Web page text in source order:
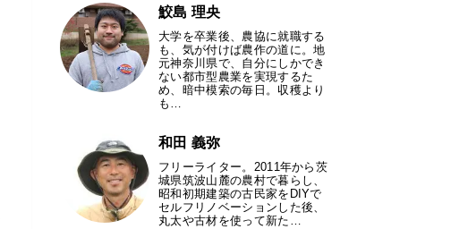
鮫島 理央
大学を卒業後、農協に就職する
も、気が付けば農作の道に。地
元神奈川県で、自分にしかでき
ない都市型農業を実現するた
め、暗中模索の毎日。収穫より
も…
和田 義弥
フリーライター。2011年から茨
城県筑波山麓の農村で暮らし、
昭和初期建築の古民家をDIYで
セルフリノベーションした後、
丸太や古材を使って新た…